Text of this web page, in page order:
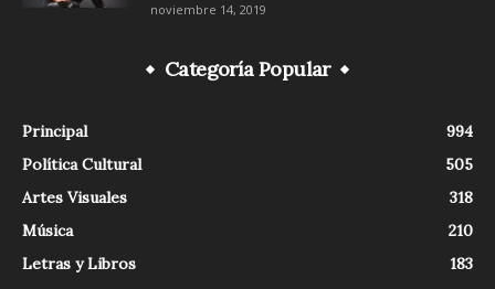
noviembre 14, 2019
Categoría Popular
Principal
994
Política Cultural
505
Artes Visuales
318
Música
210
Letras y Libros
183